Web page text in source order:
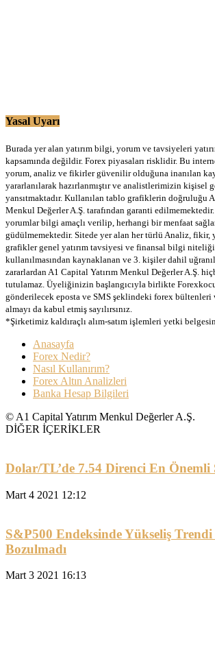
Yasal Uyarı
Burada yer alan yatırım bilgi, yorum ve tavsiyeleri
kapsamında değildir. Forex piyasaları risklidir. Bu
yorum, analiz ve fikirler güvenilir olduğuna inanılan
yararlanılarak hazırlanmıştır ve analistlerimizin kişisel
yansıtmaktadır. Kullanılan tablo grafiklerin doğruluğu
Menkul Değerler A.Ş. tarafından garanti
yorumlar bilgi amaçlı verilip, herhangi bir menfaat
güdülmemektedir. Sitede yer alan her türlü Analiz, fikir,
grafikler genel yatırım tavsiyesi ve finansal bilgi
kullanılmasından kaynaklanan ve 3. kişiler dahil
zararlardan A1 Capital Yatırım Menkul Değerler A.Ş.
tutulamaz. Üyeliğinizin başlangıcıyla birlikte
gönderilecek eposta ve SMS şeklindeki forex bültenleri
almayı da kabul etmiş sayılırsınız.
*Şirketimiz kaldıraçlı alım-satım işlemleri yetki
Anasayfa
Forex Nedir?
Nasıl Kullanırım?
Forex Altın Analizleri
Banka Hesap Bilgileri
© A1 Capital Yatırım Menkul Değerler A.Ş.
DİĞER İÇERİKLER
Dolar/TL’de 7.54 Direnci En
Mart 4 2021 12:12
S&P500 Endeksinde Yükseliş
Bozulmadı
Mart 3 2021 16:13